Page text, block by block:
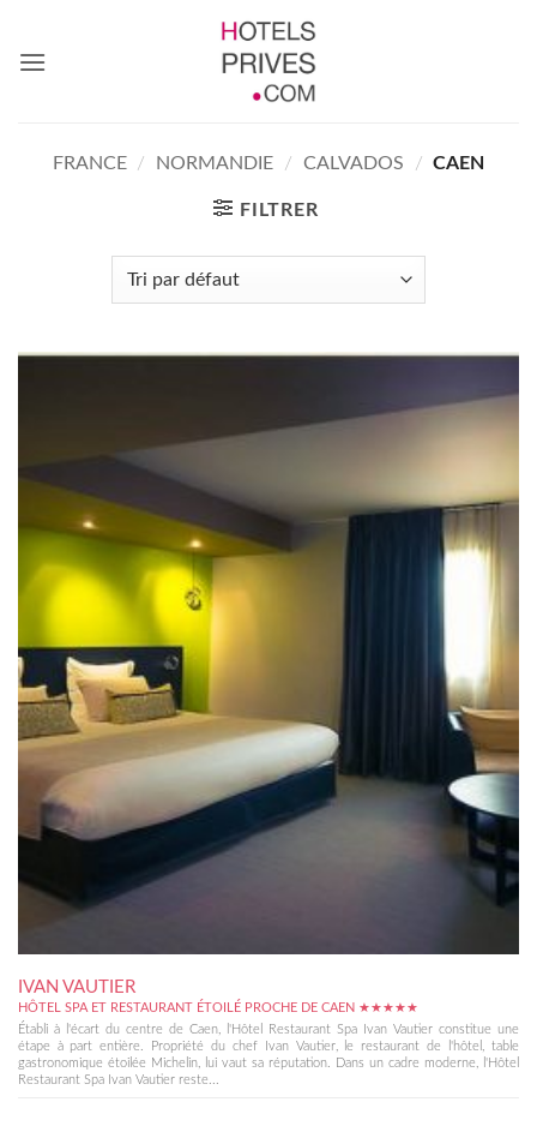
contenu
FRANCE / NORMANDIE / CALVADOS / CAEN
FILTRER
IVAN VAUTIER
HÔTEL SPA ET RESTAURANT ÉTOILÉ PROCHE DE CAEN ★★★★★
Établi à l'écart du centre de Caen, l'Hôtel Restaurant Spa Ivan Vautier constitue une
étape à part entière. Propriété du chef Ivan Vautier, le restaurant de l'hôtel, table
gastronomique étoilée Michelin, lui vaut sa réputation. Dans un cadre moderne, l'Hôtel
Restaurant Spa Ivan Vautier reste...